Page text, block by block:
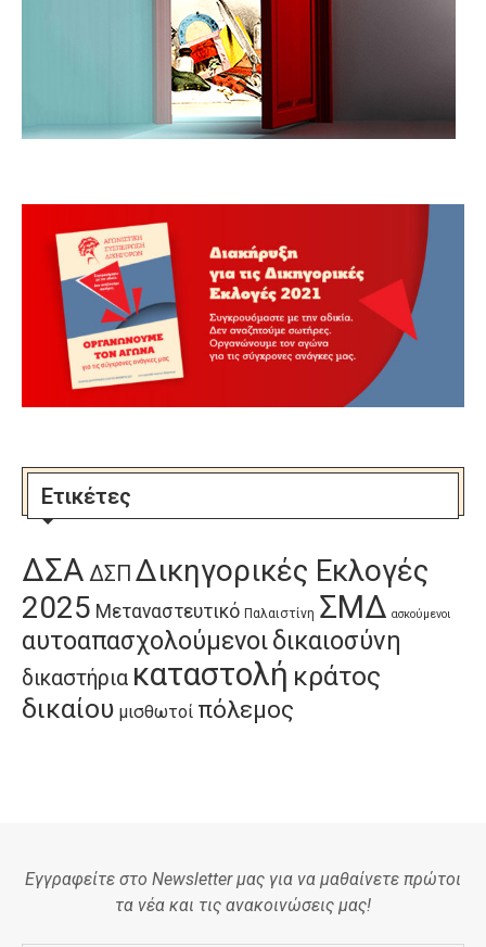
Ετικέτες
ΔΣΑ ΔΣΠ Δικηγορικές Εκλογές
2025 Μεταναστευτικό Παλαιστίνη ΣΜΔ ασκούμενοι
αυτοαπασχολούμενοιδικαιοσύνη
δικαστήρια καταστολή κράτος
δικαίου μισθωτοί πόλεμος
Εγγραφείτε στο Newsletter μας για να μαθαίνετε πρώτοι
τα νέα και τις ανακοινώσεις μας!